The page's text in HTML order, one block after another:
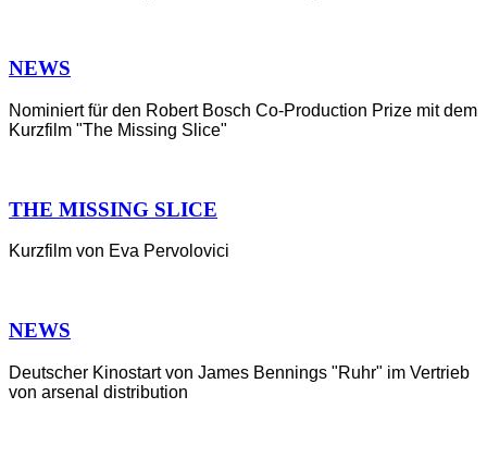
NEWS
Nominiert für den Robert Bosch Co-Production Prize mit dem
Kurzfilm "The Missing Slice"
THE MISSING SLICE
Kurzfilm von Eva Pervolovici
NEWS
Deutscher Kinostart von James Bennings "Ruhr" im Vertrieb
von arsenal distribution